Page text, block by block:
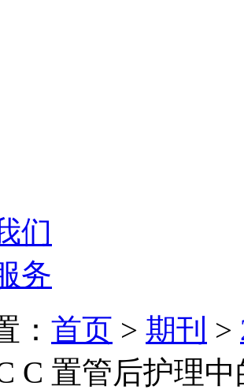
们
务
： 首页 > 期刊 >
C 置管后护理